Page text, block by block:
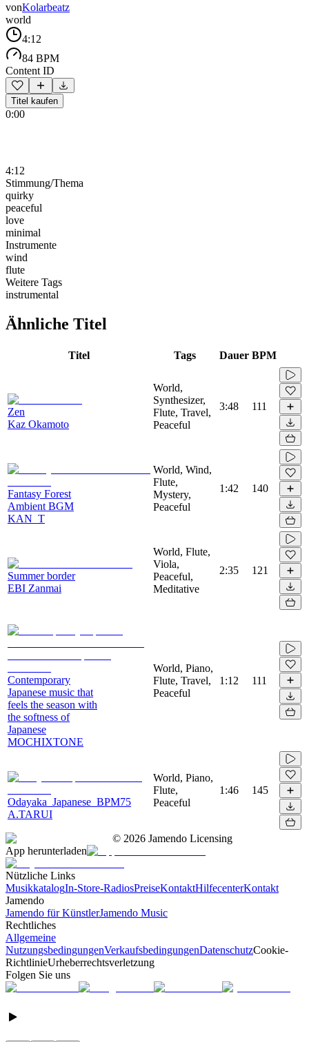
vonKolarbeatz
world
4:12
84 BPM
Content ID
Titel kaufen
0:00
4:12
Stimmung/Thema
quirky
peaceful
love
minimal
Instrumente
wind
flute
Weitere Tags
instrumental
Ähnliche Titel
Titel Tags Dauer BPM
Zen
Kaz Okamoto
World,
Synthesizer,
Flute, Travel,
Peaceful
3:48 111
Fantasy Forest
Ambient BGM
KAN_T
World, Wind,
Flute,
Mystery,
Peaceful
1:42 140
Summer border
EBI Zanmai
World, Flute,
Viola,
Peaceful,
Meditative
2:35 121
Contemporary
Japanese music that
feels the season with
the softness of
Japanese
MOCHIXTONE
World, Piano,
Flute, Travel,
Peaceful
1:12 111
Odayaka_Japanese_BPM75
A.TARUI
World, Piano,
Flute,
Peaceful
1:46 145
© 2026 Jamendo Licensing
App herunterladen
Nützliche Links
MusikkatalogIn-Store-RadiosPreiseKontaktHilfecenterKontakt
Jamendo
Jamendo für KünstlerJamendo Music
Rechtliches
Allgemeine
NutzungsbedingungenVerkaufsbedingungenDatenschutzCookie-
RichtlinieUrheberrechtsverletzung
Folgen Sie uns